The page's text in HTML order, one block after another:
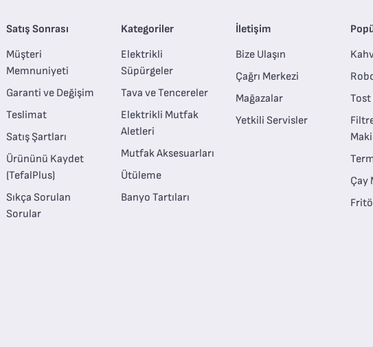
Satış Sonrası
Müşteri
Memnuniyeti
Garanti ve Değişim
Teslimat
Satış Şartları
Ürününü Kaydet
(TefalPlus)
Sıkça Sorulan
Sorular
Kategoriler
Elektrikli
Süpürgeler
Tava ve Tencereler
Elektrikli Mutfak
Aletleri
Mutfak Aksesuarları
Ütüleme
Banyo Tartıları
İletişim
Bize Ulaşın
Çağrı Merkezi
Mağazalar
Yetkili Servisler
Çay